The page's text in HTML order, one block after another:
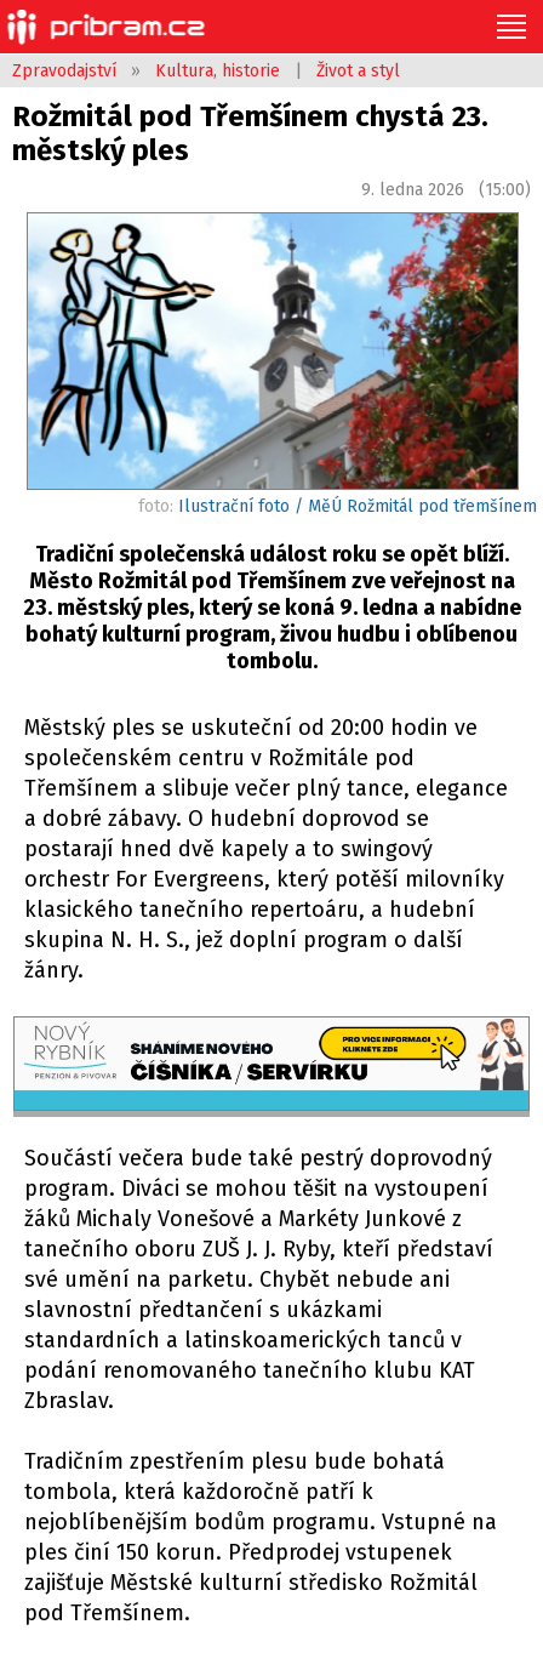
Zpravodajství » Kultura, historie Život a styl
Rožmitál pod Třemšínem chystá 23.
městský ples
9. ledna 2026 (15:00)
foto: Ilustrační foto / MěÚ Rožmitál pod třemšínem
Tradiční společenská událost roku se opět blíží.
Město Rožmitál pod Třemšínem zve veřejnost na
23. městský ples, který se koná 9. ledna a nabídne
bohatý kulturní program, živou hudbu i oblíbenou
tombolu.
Městský ples se uskuteční od 20:00 hodin ve
společenském centru v Rožmitále pod
Třemšínem a slibuje večer plný tance, elegance
a dobré zábavy. O hudební doprovod se
postarají hned dvě kapely a to swingový
orchestr For Evergreens, který potěší milovníky
klasického tanečního repertoáru, a hudební
skupina N. H. S., jež doplní program o další
žánry.
Součástí večera bude také pestrý doprovodný
program. Diváci se mohou těšit na vystoupení
žáků Michaly Vonešové a Markéty Junkové z
tanečního oboru ZUŠ J. J. Ryby, kteří představí
své umění na parketu. Chybět nebude ani
slavnostní předtančení s ukázkami
standardních a latinskoamerických tanců v
podání renomovaného tanečního klubu KAT
Zbraslav.
Tradičním zpestřením plesu bude bohatá
tombola, která každoročně patří k
nejoblíbenějším bodům programu. Vstupné na
ples činí 150 korun. Předprodej vstupenek
zajišťuje Městské kulturní středisko Rožmitál
pod Třemšínem.